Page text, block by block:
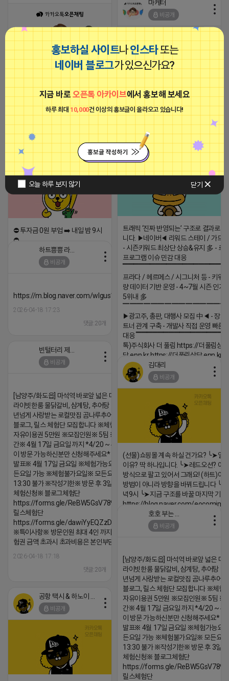
홍보하실 사이트나인스타또는
네이버 블로그가 있으신가요?
지금 바로오픈톡 아카이브에서 홍보해 보세요
하루 최대10,000건 이상의 홍보글이 올라오고 있습니다!
오늘 하루 보지 않기 닫기
★플레이스 마케팅 실력자 정보방
공유 -악동 대구 있음
https://open.kakao.com/o/g0WCxpXh
2026-01-26 05:10 댓글: 0개
마케터
비공개
★신규 리워드 레피드★
https://open.kakao.com/o/
2026-01-26 03:59
트래픽 ‘진짜 반영되는’ 구조로 결과로
니다. ▶네이버◀ 리워드 스테이 / 가드 /
- 시즌키워드 최상단 상승&유지 多 - 로
프로그램 이슈 민감 대응
▔▔▔▔▔▔▔▔▔▔▔▔▔▔▔▔▔▔ ▶
프라다 / 헤르메스 / 시그니처 등 - 키워
량 데이터 기반 운영 - 4~7월 시즌 인기
5위내 多
▶광고주, 총판, 대행사 모집 中◀ - 장기
트너 관계 구축 - 개발사 직접 운영 빠른
대응
톡)주식회사 더 풀림 https://더풀림상
담.enn.kr https://더풀림상담.enn.kr
2026-04-18 17:26
비공개
⛔️ 투자금 0원 부업 ➡️ 내일 밤 9시
⛔️
2026-04-18 17:23
하트뿅뿅 라이언
비공개
https://m.blog.naver.com/wlgus1647/224253846149
2026-04-18 17:23
댓글:20개
비공개
[남양주/화도읍] 마석역 바로앞 넓은 매장과, 프
라이빗한룸 물닭갈비, 삼계탕, 추어탕 맛집 10
년넘게 사랑받는 로컬맛집 곰나루추어탕에서
블로그, 릴스 체험단 모집합니다 ※체험메뉴※
자유이용권 5만원 ※모집인원※ 5팀 ※모집기
간※ 4월 17일 금요일 까지 *4/20 ~ 4/26 사
이 방문 가능하신분만 신청해주세요* ※체험단
발표※ 4월 17일 금요일 ※체험가능요일※ 모
든요일 가능 ※체험불가요일※ 모든요일 12 ~
13:30 불가 ※작성기한※ 방문 후 3일 이내 ※
체험신청※ 블로그체험단
https://forms.gle/ReBW5GsV789ur2Pz6
릴스체험단
https://forms.gle/dawiYyEQZzDdqf8W8
※특이사항※ 방문인원 최대 4인 까지 가능 체
험권 금액 초과시 초과비용은 본인부담입니다.
2026-04-18 17:18
댓글:20개
김대리
비공개
(선물)쇼핑몰 계속 하실 건가요? ╰➤열
이유? 딱 하나입니다. ╰➤레드오션? 아
방식으로 팔고 있어서 그래요! (하트)이
방법이 아니라 방향을 바꿔드립니다
녁9시 ╰➤지금 구조를 바꿀 마지막 기회
https://blog.naver.com/eocomim/
2026-04-18 17:15
비공개
[남양주/화도읍] 마석역 바로앞 넓은 매
라이빗한룸 물닭갈비, 삼계탕, 추어탕 맛
년넘게 사랑받는 로컬맛집 곰나루추어
블로그, 릴스 체험단 모집합니다 ※체험
자유이용권 5만원 ※모집인원※ 5팀 ※
간※ 4월 17일 금요일 까지 *4/20 ~ 4/
이 방문 가능하신분만 신청해주세요* ※
발표※ 4월 17일 금요일 ※체험가능요
든요일 가능 ※체험불가요일※ 모든요
13:30 불가 ※작성기한※ 방문 후 3일
체험신청※ 블로그체험단
https://forms.gle/
릴스체험단
비공개